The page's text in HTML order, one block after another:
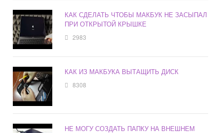
КАК СДЕЛАТЬ ЧТОБЫ МАКБУК НЕ ЗАСЫПАЛ
ПРИ ОТКРЫТОЙ КРЫШКЕ
2983
КАК ИЗ МАКБУКА ВЫТАЩИТЬ ДИСК
8308
НЕ МОГУ СОЗДАТЬ ПАПКУ НА ВНЕШНЕМ